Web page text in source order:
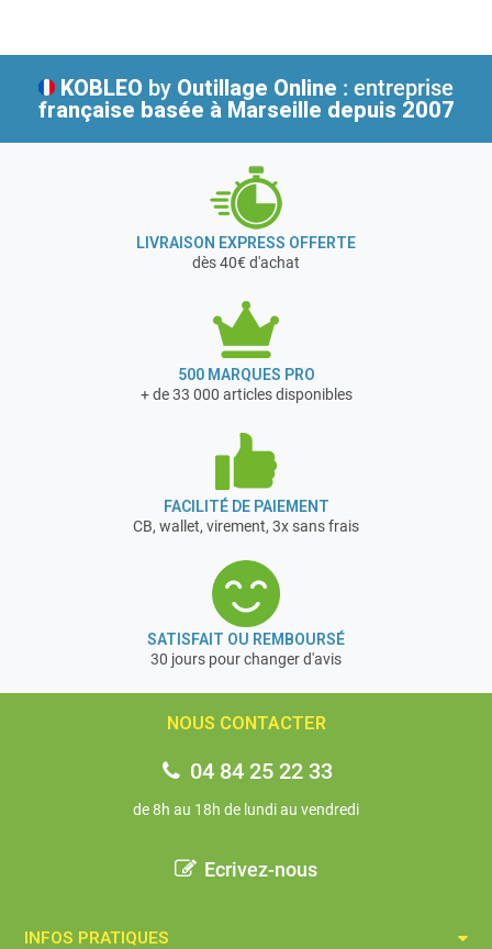
Garantie 1 an
KOBLEO by Outillage Online : entreprise
française basée à Marseille depuis 2007
LIVRAISON EXPRESS OFFERTE
dès 40€ d'achat
500 MARQUES PRO
+ de 33 000 articles disponibles
FACILITÉ DE PAIEMENT
CB, wallet, virement, 3x sans frais
SATISFAIT OU REMBOURSÉ
30 jours pour changer d'avis
NOUS CONTACTER
04 84 25 22 33
de 8h au 18h de lundi au vendredi
Ecrivez-nous
INFOS PRATIQUES​